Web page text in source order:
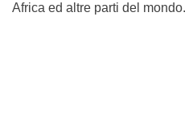
Africa ed altre parti del mondo.